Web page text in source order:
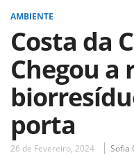
AMBIENTE
Costa da
Chegou a
porta
26 de Fevereiro, 2024 Sofia